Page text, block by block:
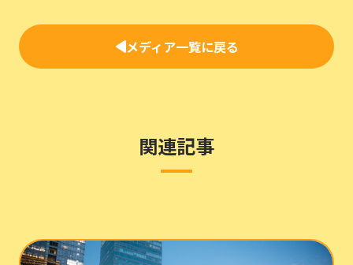
メディア一覧に戻る
関連記事